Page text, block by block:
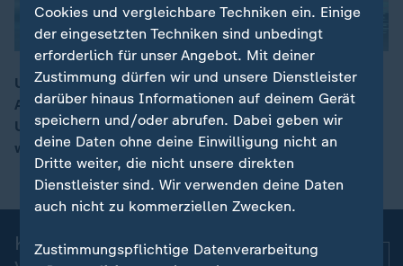
00:16
US-Präsident Trump soll sich laut Kreisen in einem
Anruf bei FIFA-Chef Infantino über die rote Karte für
US-Stürmer Balogun beschwert haben. Die Rotsperre
wurde nun zur Bewährung ausgesetzt.
Kurznachrichten: Aktuelle
Cookies und vergleichbare Techniken ein. Einige
der eingesetzten Techniken sind unbedingt
erforderlich für unser Angebot. Mit deiner
Zustimmung dürfen wir und unsere Dienstleister
darüber hinaus Informationen auf deinem Gerät
speichern und/oder abrufen. Dabei geben wir
deine Daten ohne deine Einwilligung nicht an
Dritte weiter, die nicht unsere direkten
Dienstleister sind. Wir verwenden deine Daten
auch nicht zu kommerziellen Zwecken.
Zustimmungspflichtige Datenverarbeitung